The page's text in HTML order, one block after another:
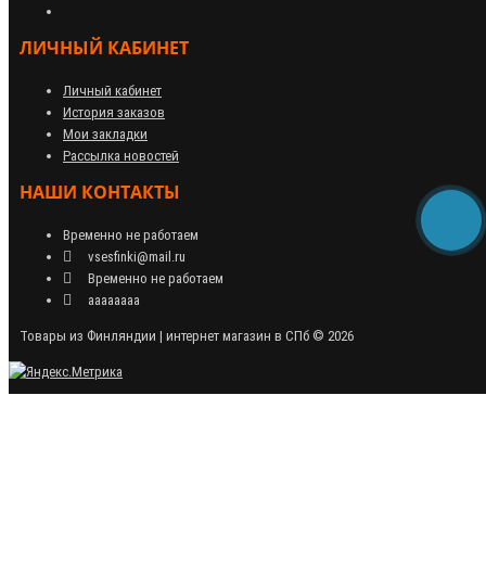
ЛИЧНЫЙ КАБИНЕТ
Личный кабинет
История заказов
Мои закладки
Рассылка новостей
НАШИ КОНТАКТЫ
Временно не работаем
vsesfinki@mail.ru
Временно не работаем
аааааааа
Товары из Финляндии | интернет магазин в СПб © 2026